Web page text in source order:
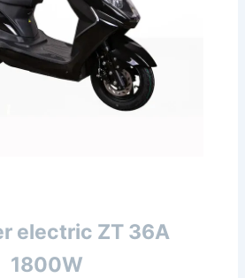
electric ZT 36A
1800W